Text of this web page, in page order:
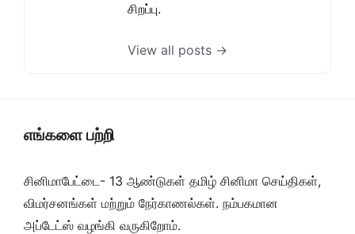
சிறப்பு.
View all posts →
எங்களை பற்றி
சினிமாபேட்டை- 13 ஆண்டுகள் தமிழ் சினிமா செய்திகள்,
விமர்சனங்கள் மற்றும் நேர்காணல்கள். நம்பகமான
அப்டேட்ஸ் வழங்கி வருகிறோம்.